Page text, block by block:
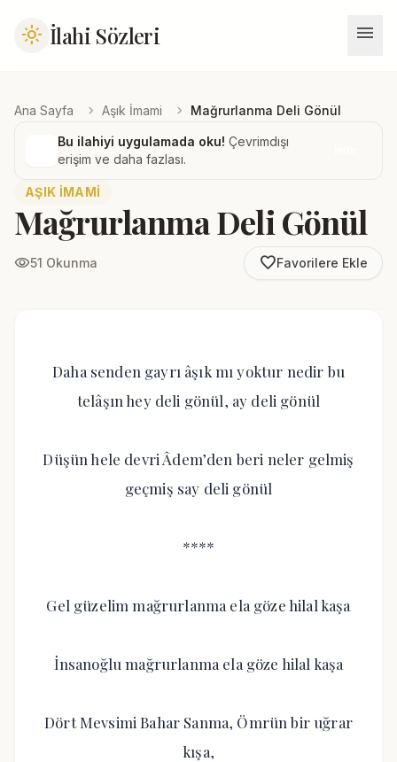
light_mode İlahi Sözleri menu
Ana Sayfa chevron_right Aşık İmami chevron_right Mağrurlanma Deli Gönül
Bu ilahiyi uygulamada oku! Çevrimdışı
erişim ve daha fazlası.
AŞIK İMAMI
Mağrurlanma Deli Gönül
visibility51 Okunma favorite_borderFavorilere Ekle
Daha senden gayrı âşık mı yoktur nedir bu
telâşın hey deli gönül, ay deli gönül
Düşün hele devri Âdem’den beri neler gelmiş
geçmiş say deli gönül
****
Gel güzelim mağrurlanma ela göze hilal kaşa
İnsanoğlu mağrurlanma ela göze hilal kaşa
Dört Mevsimi Bahar Sanma, Ömrün bir uğrar
kışa,